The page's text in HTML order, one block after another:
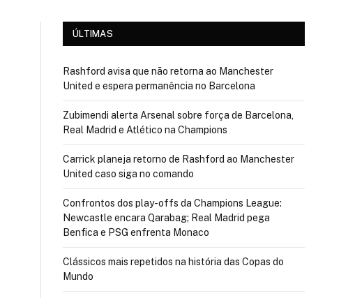
ÚLTIMAS
Rashford avisa que não retorna ao Manchester
United e espera permanência no Barcelona
Zubimendi alerta Arsenal sobre força de Barcelona,
Real Madrid e Atlético na Champions
Carrick planeja retorno de Rashford ao Manchester
United caso siga no comando
Confrontos dos play-offs da Champions League:
Newcastle encara Qarabag; Real Madrid pega
Benfica e PSG enfrenta Monaco
Clássicos mais repetidos na história das Copas do
Mundo